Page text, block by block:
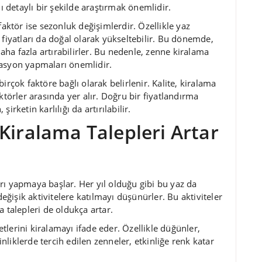
bir şekilde araştırmak önemlidir.
ise sezonluk değişimlerdir. Özellikle yaz
da doğal olarak yükseltebilir. Bu dönemde,
fazla artırabilirler. Bu nedenle, zenne kiralama
yapmaları önemlidir.
faktöre bağlı olarak belirlenir. Kalite, kiralama
arasında yer alır. Doğru bir fiyatlandırma
karlılığı da artırılabilir.
Talepleri Artar
yapmaya başlar. Her yıl olduğu gibi bu yaz da
aktivitelere katılmayı düşünürler. Bu aktiviteler
talepleri de oldukça artar.
kiralamayı ifade eder. Özellikle düğünler,
tercih edilen zenneler, etkinliğe renk katar